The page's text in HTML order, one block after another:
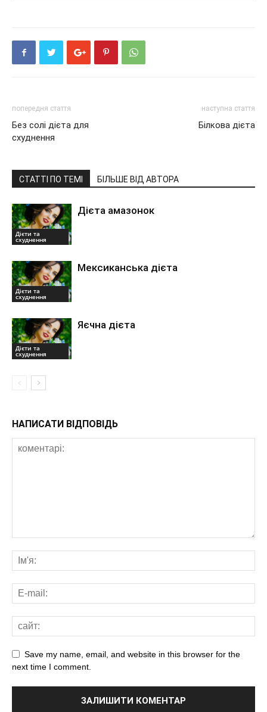
попередня стаття
Без солі дієта для
схуднення
наступна стаття
Білкова дієта
СТАТТІ ПО ТЕМІ БІЛЬШЕ ВІД АВТОРА
Дієти та
схуднення
Дієта амазонок
Дієти та
схуднення
Мексиканська дієта
Дієти та
схуднення
Яєчна дієта
НАПИСАТИ ВІДПОВІДЬ
Save my name, email, and website in this browser for the
next time I comment.